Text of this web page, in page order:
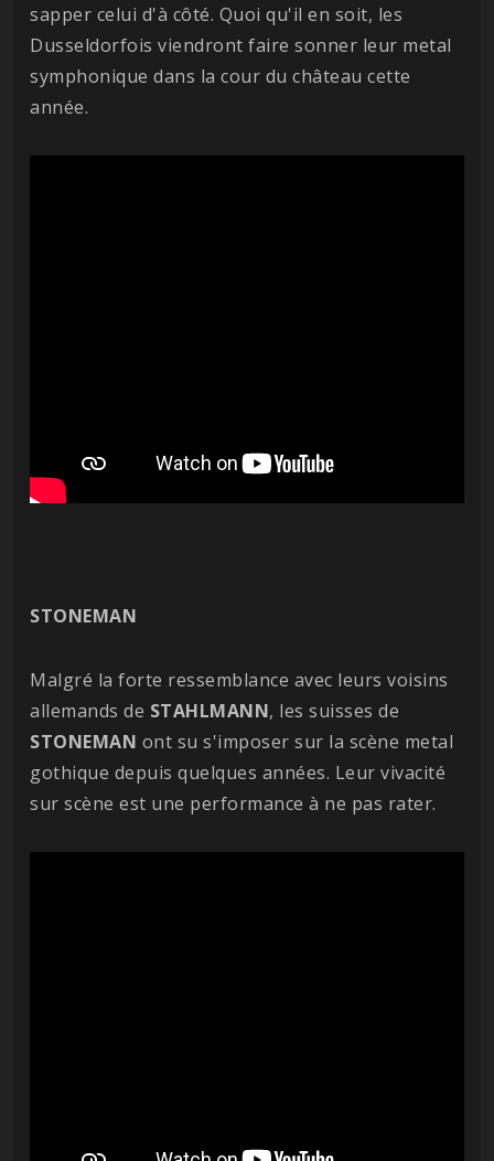
sapper celui d'à côté. Quoi qu'il en soit, les
Dusseldorfois viendront faire sonner leur metal
symphonique dans la cour du château cette
année.
STONEMAN
Malgré la forte ressemblance avec leurs voisins
allemands de STAHLMANN, les suisses de
STONEMAN ont su s'imposer sur la scène metal
gothique depuis quelques années. Leur vivacité
sur scène est une performance à ne pas rater.